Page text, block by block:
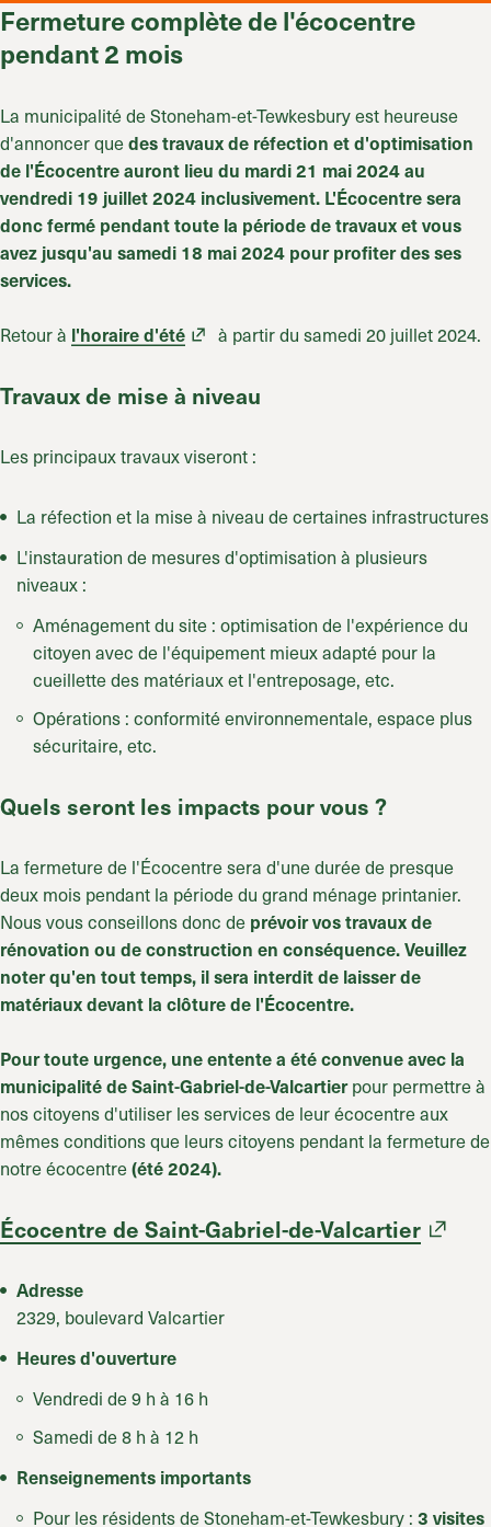
Fermeture complète de l'écocentre
pendant 2 mois
La municipalité de Stoneham-et-Tewkesbury est heureuse
d'annoncer quedes travaux de réfection et d'optimisation
de l'Écocentre auront lieu du mardi 21 mai 2024 au
vendredi 19 juillet 2024 inclusivement. L'Écocentre sera
donc fermé pendant toute la période de travaux et vous
avez jusqu'au samedi 18 mai 2024 pour profiter des ses
services.
Retour à l'horaire d'été à partir du samedi 20 juillet 2024.
Travaux de mise à niveau
Les principaux travauxviseront :
La réfection et la mise à niveau de certaines infrastructures
L'instauration de mesures d'optimisation à plusieurs
niveaux :
Aménagement du site : optimisation de l'expérience du
citoyen avec de l'équipement mieux adapté pour la
cueillette des matériaux et l'entreposage, etc.
Opérations : conformité environnementale, espace plus
sécuritaire, etc.
Quels seront les impacts pourvous ?
La fermeture de l'Écocentre sera d'une durée de presque
deux mois pendant la période du grand ménage printanier.
Nous vous conseillons donc de prévoir vos travaux de
rénovation ou de construction en conséquence.Veuillez
noter qu'en tout temps, il sera interdit de laisser de
matériaux devant la clôture de l'Écocentre.
Pour toute urgence, une entente a été convenue avec la
municipalité de Saint-Gabriel-de-Valcartierpour permettre à
nos citoyens d'utiliser les services de leur écocentre aux
mêmes conditions que leurs citoyens pendant la fermeture de
notre écocentre(été 2024).
Écocentre de Saint-Gabriel-de-Valcartier
Adresse
2329, boulevard Valcartier
Heures d'ouverture
Vendredi de9 h à 16 h
Samedi de8 h à 12 h
Renseignements importants
Pour les résidents de Stoneham-et-Tewkesbury : 3 visites